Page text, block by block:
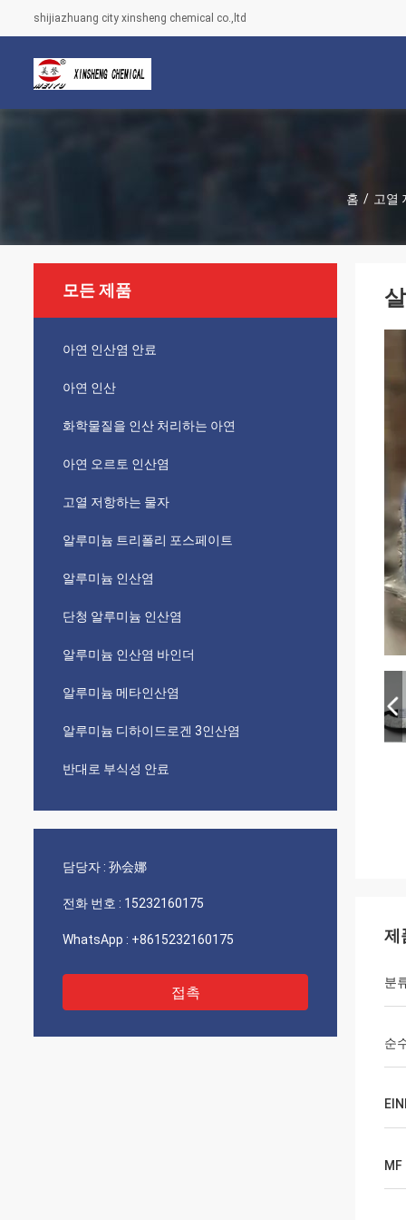
shijiazhuang city xinsheng chemical co.,ltd
홈 / 고열
모든 제품
아연 인산염 안료
아연 인산
화학물질을 인산 처리하는 아연
아연 오르토 인산염
고열 저항하는 물자
알루미늄 트리폴리 포스페이트
알루미늄 인산염
단청 알루미늄 인산염
알루미늄 인산염 바인더
알루미늄 메타인산염
알루미늄 디하이드로겐 3인산염
반대로 부식성 안료
담당자 : 孙会娜
전화 번호 : 15232160175
WhatsApp : +8615232160175
접촉
제
분
순
MF